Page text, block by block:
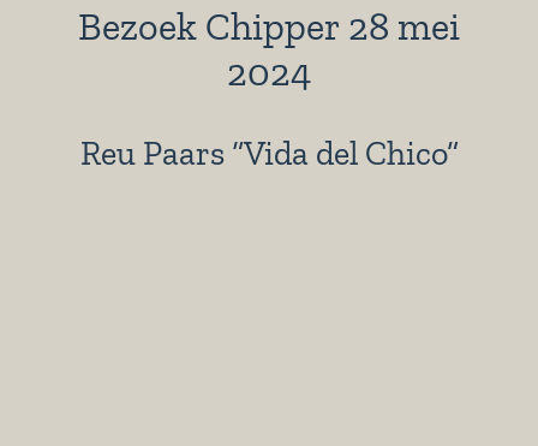
Bezoek Chipper 28 mei
2024
Reu Paars “Vida del Chico”